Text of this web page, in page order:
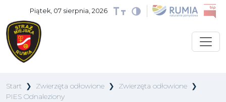
Piątek, 07 sierpnia, 2026
Start ❯ Zwierzęta odłowione ❯ Zwierzęta odłowione ❯
PIES Odnaleziony